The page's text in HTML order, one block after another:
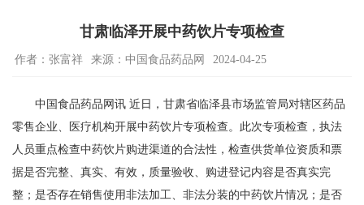
甘肃临泽开展中药饮片专项检查
作者：张富祥 来源：中国食品药品网 2024-04-25
中国食品药品网讯 近日，甘肃省临泽县市场监管局对辖区药品
零售企业、医疗机构开展中药饮片专项检查。此次专项检查，执法
人员重点检查中药饮片购进渠道的合法性，检查供货单位资质和票
据是否完整、真实、有效，质量验收、购进登记内容是否真实完
整；是否存在销售使用非法加工、非法分装的中药饮片情况；是否